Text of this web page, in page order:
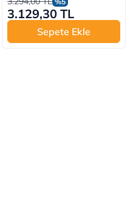
3.129,30 TL
Sepete Ekle